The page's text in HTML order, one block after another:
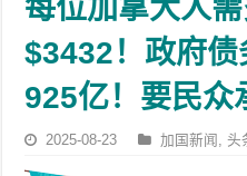
每位加拿大人
$3432！政府
925亿！要民众
2025-08-23 加国新闻 ,头